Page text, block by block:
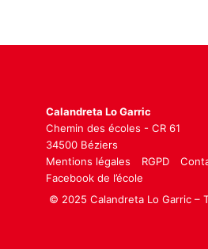
Calandreta Lo Garric
Chemin des écoles - CR 61
34500 Béziers
Mentions légales
RGPD
Facebook de l’école
© 2025 Calandreta Lo Garric –